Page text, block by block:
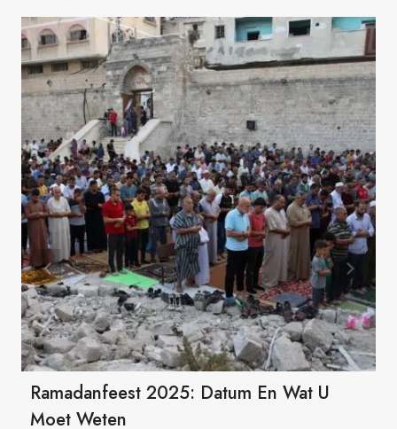
Ramadanfeest 2025: Datum En Wat U
Moet Weten